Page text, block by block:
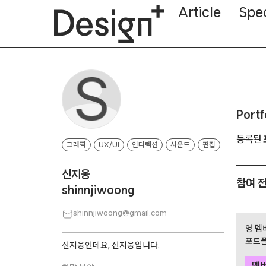
Article
그래픽 UX/UI 인터렉션 사운드 편집
신지웅
shinnjiwoong
shinnjiwoong@gmail.com
신지웅인데요, 신지웅입니다.
등록된
참여
영 멤
포트
About
Subscription
Magazine